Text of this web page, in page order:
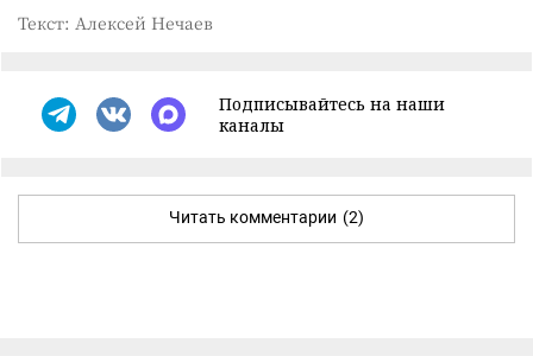
Текст: Алексей Нечаев
Подписывайтесь на наши
каналы
Читать комментарии (2)